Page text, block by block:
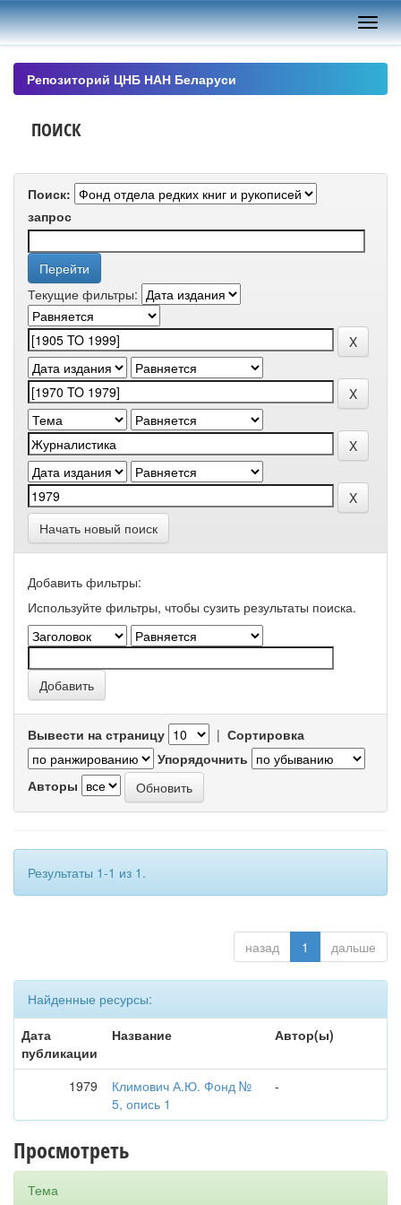
Skip
navigation
Репозиторий ЦНБ НАН Беларуси
ПОИСК
Поиск:
запрос
Текущие фильтры:
Начать новый поиск
Добавить фильтры:
Используйте фильтры, чтобы сузить результаты поиска.
Вывести на страницу | Сортировка
Упорядочнить
Авторы
Результаты 1-1 из 1.
назад 1 дальше
Найденные ресурсы:
Дата
публикации
Название Автор(ы)
1979
Климович А.Ю. Фонд №
5, опись 1
-
Просмотреть
Тема